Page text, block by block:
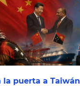
la puerta a Taiwán